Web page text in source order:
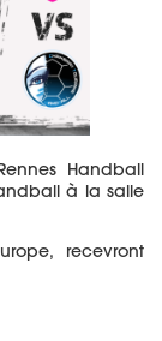
Handball
à la salle
recevront